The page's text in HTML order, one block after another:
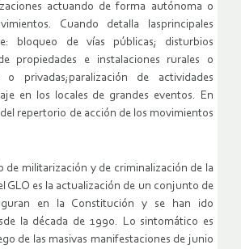
actuando de forma autónoma o
. Cuando detalla lasprincipales
bloqueo de vías públicas; disturbios
propiedades e instalaciones rurales o
o privadas; paralización de actividades
en los locales de grandes eventos. En
repertorio de acción de los movimientos
de militarización y de criminalización de la
GLO es la actualización de un conjunto de
en la Constitución y se han ido
la década de 1990. Lo sintomático es
de las masivas manifestaciones de junio